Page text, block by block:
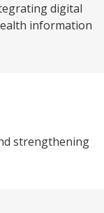
digital
information
strengthening